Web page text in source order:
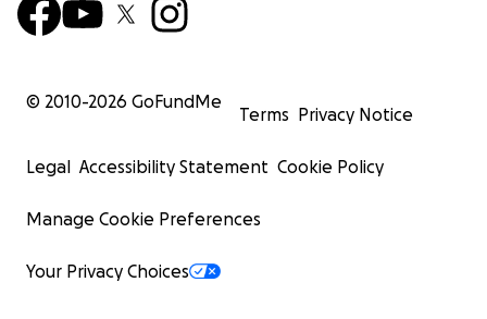
© 2010-2026 GoFundMe
Terms Privacy Notice
Legal Accessibility Statement Cookie Policy
Manage Cookie Preferences
Your Privacy Choices